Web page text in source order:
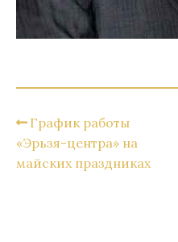
График работы
«Эрьзя-центра» на
майских праздниках